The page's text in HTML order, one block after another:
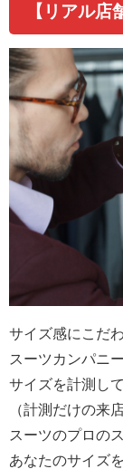
【リアル店
サイズ感にこだ
スーツカンパニ
サイズを計測し
（計測だけの来
スーツのプロの
あなたのサイズ